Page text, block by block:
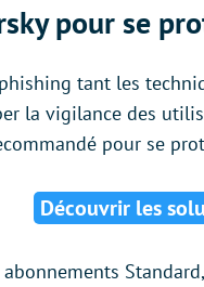
pour se
phishing tant les
la vigilance des
pour se
Découvrir les
abonnements